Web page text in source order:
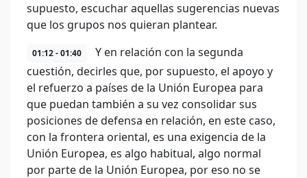
supuesto, escuchar aquellas sugerencias nuevas
que los grupos nos quieran plantear.
01:12 - 01:40
Y en relación con la segunda
cuestión, decirles que, por supuesto, el apoyo y
el refuerzo a países de la Unión Europea para
que puedan también a su vez consolidar sus
posiciones de defensa en relación, en este caso,
con la frontera oriental, es una exigencia de la
Unión Europea, es algo habitual, algo normal
por parte de la Unión Europea, por eso no se